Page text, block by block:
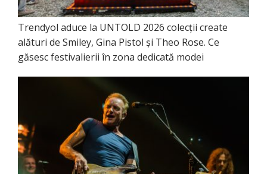
Trendyol aduce la UNTOLD 2026 colecții create
alături de Smiley, Gina Pistol și Theo Rose. Ce
găsesc festivalierii în zona dedicată modei